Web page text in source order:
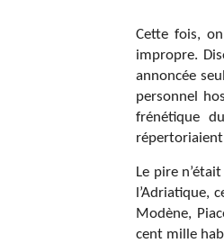
Cette fois,
impropre.
annoncée
personnel
frénétique
répertoriaient
Le pire
l’Adriatique,
Modène,
cent mille